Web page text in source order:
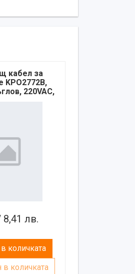
кабел за
KPO2772B,
220VAC,
лв.
количката
количката